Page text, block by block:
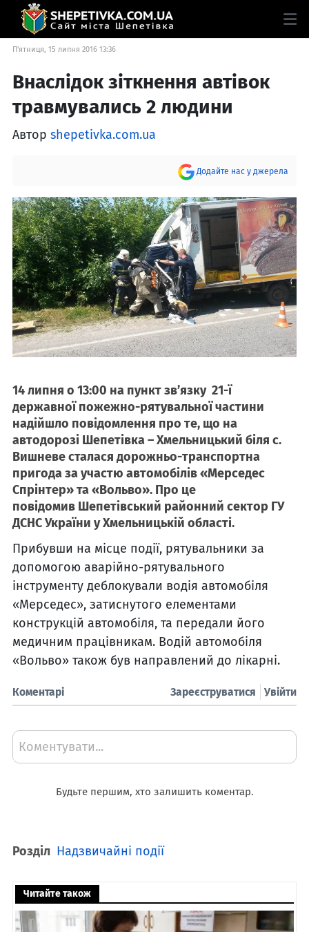
П'ятниця, 15 липня 2016 13:36
Внаслідок зіткнення автівок
травмувались 2 людини
Автор shepetivka.com.ua
Додайте нас у джерела
14 липня о 13:00 на пункт зв’язку 21-ї
державної пожежно-рятувальної частини
надійшло повідомлення про те, що на
автодорозі Шепетівка – Хмельницький біля с.
Вишневе сталася дорожньо-транспортна
пригода за участю автомобілів «Мерседес
Спрінтер» та «Вольво». Про це
повідомив Шепетівський районний сектор ГУ
ДСНС України у Хмельницькій області.
Прибувши на місце події, рятувальники за
допомогою аварійно-рятувального
інструменту деблокували водія автомобіля
«Мерседес», затиснутого елементами
конструкцій автомобіля, та передали його
медичним працівникам. Водій автомобіля
«Вольво» також був направлений до лікарні.
Коментарі Увійти
Зареєструватися
Коментувати...
Будьте першим, хто залишить коментар.
Розділ Надзвичайні події
Читайте також